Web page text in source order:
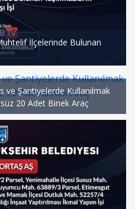
İlçelerinde Bulunan
ve Şantiyelerde Kullanılmak
20 Adet Binek Araç